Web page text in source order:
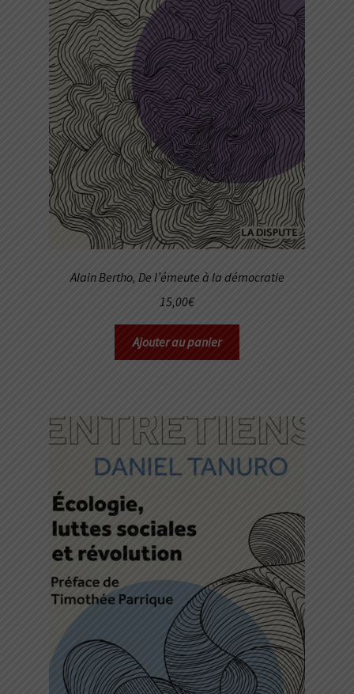
Alain Bertho, De l’émeute à la démocratie
15,00€
Ajouter au panier